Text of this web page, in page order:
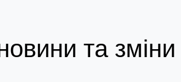
та зміни